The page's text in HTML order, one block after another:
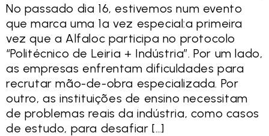
No passado dia 16, estivemos num evento
que marca uma 1ª vez especial:a primeira
vez que a Alfaloc participa no protocolo
“Politécnico de Leiria + Indústria”. Por um lado,
as empresas enfrentam dificuldades para
recrutar mão-de-obra especializada. Por
outro, as instituições de ensino necessitam
de problemas reais da indústria, como casos
de estudo, para desafiar […]